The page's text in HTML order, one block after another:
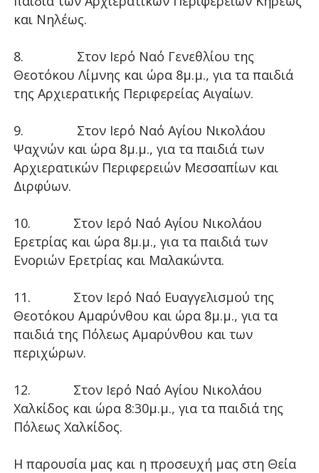
και Νηλέως.
8. Στον Ιερό Ναό Γενεθλίου της
Θεοτόκου Λίμνης και ώρα 8μ.μ., για τα παιδιά
της Αρχιερατικής Περιφερείας Αιγαίων.
9. Στον Ιερό Ναό Αγίου Νικολάου
Ψαχνών και ώρα 8μ.μ., για τα παιδιά των
Αρχιερατικών Περιφερειών Μεσσαπίων και
Διρφύων.
10. Στον Ιερό Ναό Αγίου Νικολάου
Ερετρίας και ώρα 8μ.μ., για τα παιδιά των
Ενοριών Ερετρίας και Μαλακώντα.
11. Στον Ιερό Ναό Ευαγγελισμού της
Θεοτόκου Αμαρύνθου και ώρα 8μ.μ., για τα
παιδιά της Πόλεως Αμαρύνθου και των
περιχώρων.
12. Στον Ιερό Ναό Αγίου Νικολάου
Χαλκίδος και ώρα 8:30μ.μ., για τα παιδιά της
Πόλεως Χαλκίδος.
Η παρουσία μας και η προσευχή μας στη Θεία